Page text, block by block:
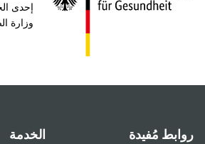
إحدى
وزارة الصحة
مُفيدة الخدمة